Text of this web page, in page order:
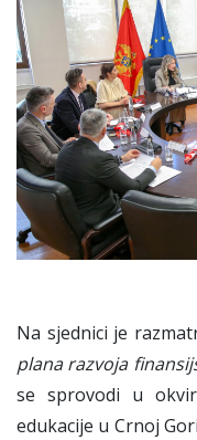
Na sjednici je
plana razvoja
se sprovodi u
edukacije u Crnoj